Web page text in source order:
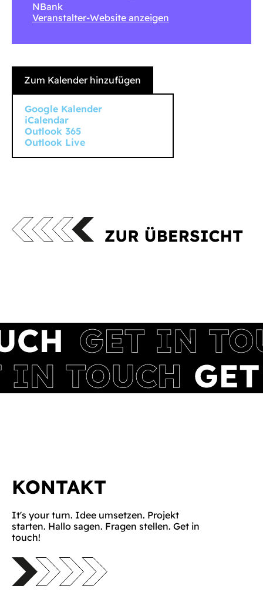
NBank
Veranstalter-Website anzeigen
Zum Kalender hinzufügen
Google Kalender
iCalendar
Outlook 365
Outlook Live
KONTAKT
It's your turn. Idee umsetzen. Projekt
starten. Hallo sagen. Fragen stellen. Get in
touch!